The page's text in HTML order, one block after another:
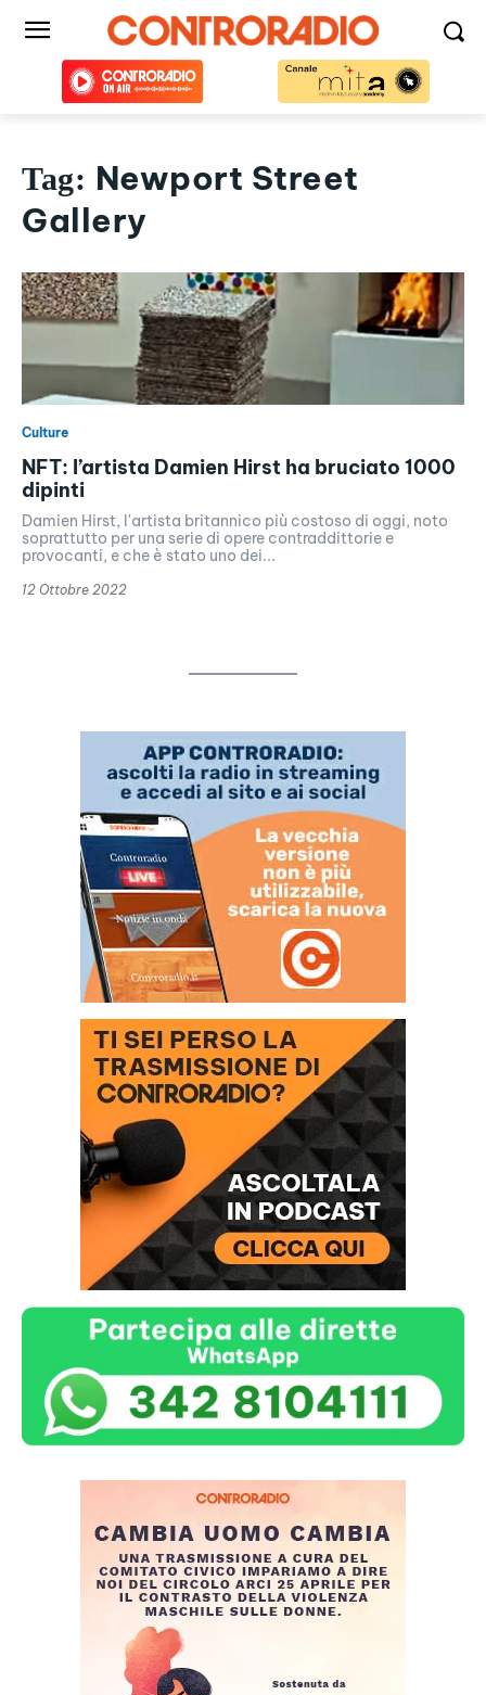
Tag: Newport Street
Gallery
Culture
NFT: l’artista Damien Hirst ha bruciato 1000
dipinti
Damien Hirst, l'artista britannico più costoso di oggi, noto
soprattutto per una serie di opere contraddittorie e
provocanti, e che è stato uno dei...
12 Ottobre 2022